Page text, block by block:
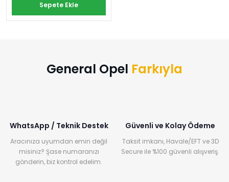
Sepete Ekle
General Opel Farkıyla
WhatsApp / Teknik Destek
Aracınıza uyumdan emin değil
misiniz? Şase numaranızı
gönderin, biz kontrol edelim.
Güvenli ve Kolay Ödeme
Taksit imkanı, Havale/EFT ve 3D
Secure ile %100 güvenli alışveriş.